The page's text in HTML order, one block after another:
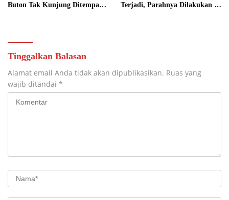
Buton Tak Kunjung Ditempati,
Terjadi, Parahnya Dilakukan di
Tinggalkan Balasan
Alamat email Anda tidak akan dipublikasikan. Ruas yang
wajib ditandai *